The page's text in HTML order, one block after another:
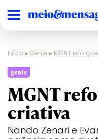
Início ▸Gente ▸ MGNT
gente
MGNT
criativa
Nando Zenari e